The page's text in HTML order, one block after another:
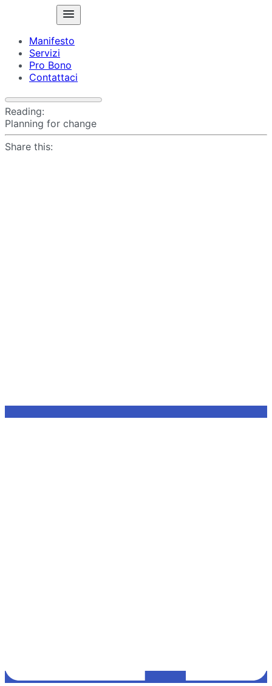
Manifesto
Servizi
Pro Bono
Contattaci
Reading:
Planning for change
Share this: